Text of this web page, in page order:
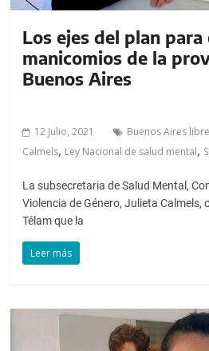
Los ejes del plan
manicomios de la
Buenos Aires
12 Julio, 2021 Buenos Aires
Calmels, Ley Nacional de salud mental,
La subsecretaria de Salud Mental,
Violencia de Género, Julieta Calmels,
Télam que la
Leer más